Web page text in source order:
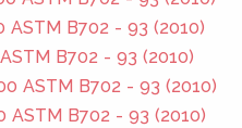
ASTM B702 - 93 (2010)
B702 - 93 (2010)
ASTM B702 - 93 (2010)
ASTM B702 - 93 (2010)